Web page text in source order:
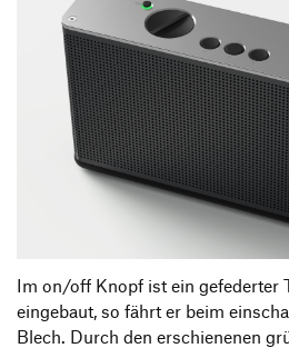
Im on/off Knopf ist ein gefederter
eingebaut, so fährt er beim
Blech. Durch den erschienenen